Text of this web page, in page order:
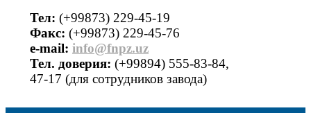
Тел: (+99873) 229-45-19
Факс: (+99873) 229-45-76
е-mail: info@fnpz.uz
Тел. доверия: (+99894) 555-83-84,
47-17 (для сотрудников завода)